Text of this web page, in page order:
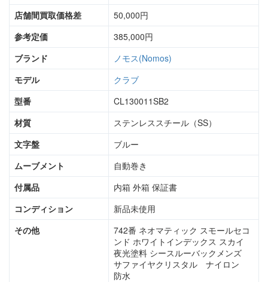
店舗間買取価格差
50,000円
参考定価
385,000円
ブランド
ノモス(Nomos)
モデル
クラブ
型番
CL130011SB2
材質
ステンレススチール（SS）
文字盤
ブルー
ムーブメント
自動巻き
付属品
内箱 外箱 保証書
コンディション
新品未使用
その他
742番 ネオマティック スモールセコ
ンド ホワイトインデックス スカイ
夜光塗料 シースルーバックメンズ
サファイヤクリスタル ナイロン
防水